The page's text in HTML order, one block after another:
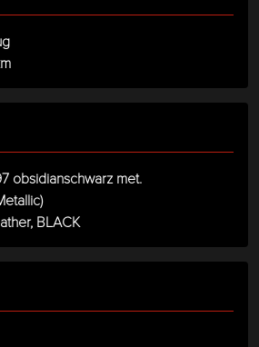
obsidianschwarz met.
BLACK